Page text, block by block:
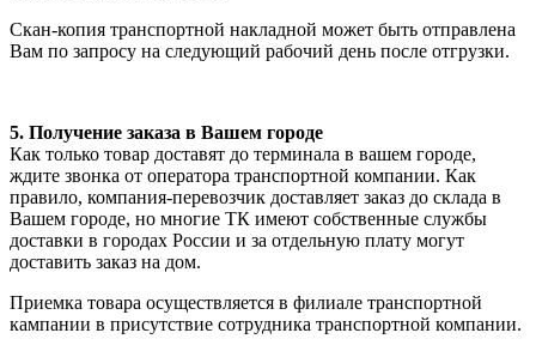
Скан-копия транспортной накладной может быть отправлена
Вам по запросу на следующий рабочий день после отгрузки.
5. Получение заказа в Вашем городе
Как только товар доставят до терминала в вашем городе,
ждите звонка от оператора транспортной компании. Как
правило, компания-перевозчик доставляет заказ до склада в
Вашем городе, но многие ТК имеют собственные службы
доставки в городах России и за отдельную плату могут
доставить заказ на дом.
Приемка товара осуществляется в филиале транспортной
кампании в присутствие сотрудника транспортной компании.